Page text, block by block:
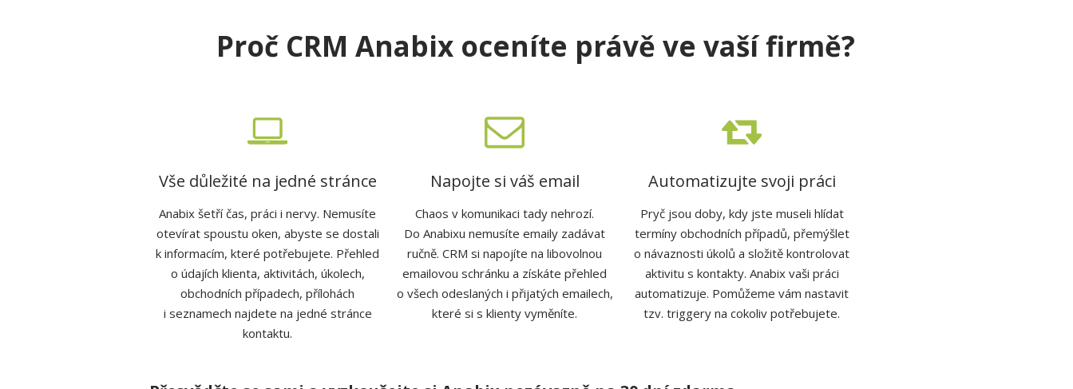
Proč CRMAnabix oceníte právě ve vašífirmě?
Vše důležité na jedné stránce
Anabix šetří čas, práci i nervy. Nemusíte
otevírat spoustu oken, abyste se dostali
k informacím, které potřebujete. Přehled
o údajích klienta, aktivitách, úkolech,
obchodních případech, přílohách
i seznamech najdete na jedné stránce
kontaktu.
Napojte si váš email
Chaos v komunikaci tady nehrozí.
Do Anabixu nemusíte emaily zadávat
ručně. CRM si napojíte na libovolnou
emailovou schránku a získáte přehled
o všech odeslaných i přijatých emailech,
které si s klienty vyměníte.
Automatizujte svoji práci
Pryč jsou doby, kdy jste museli hlídat
termíny obchodních případů, přemýšlet
o návaznosti úkolů a složitě kontrolovat
aktivitu s kontakty. Anabix vaši práci
automatizuje. Pomůžeme vám nastavit
tzv. triggery na cokoliv potřebujete.